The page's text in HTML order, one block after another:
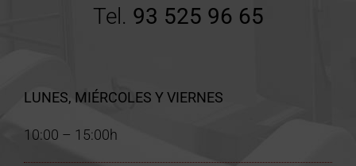
Tel. 93 525 96 65
LUNES, MIÉRCOLES Y VIERNES
10:00 – 15:00h